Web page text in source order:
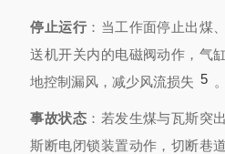
停止运行：当工作面停止出煤
送机开关内的电磁阀动作，气
地控制漏风，减少风流损失 5 。
事故状态 ：若发生煤与瓦斯突
斯断电闭锁装置动作，切断巷